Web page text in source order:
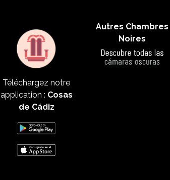
Téléchargez notre
application : Cosas
de Cádiz
Autres Chambres
Noires